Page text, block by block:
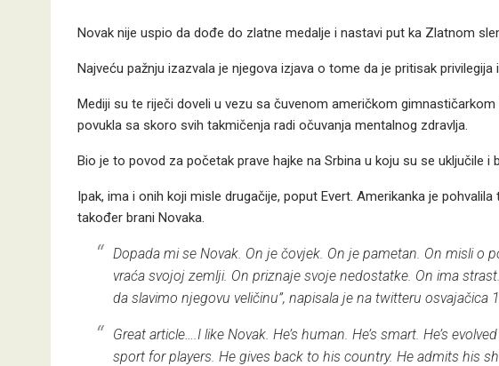
Novak nije uspio da dođe do zlatne medalje i nastavi put ka Zlatnom
Najveću pažnju izazvala je njegova izjava o tome da je pritisak
Mediji su te riječi doveli u vezu sa čuvenom američkom
povukla sa skoro svih takmičenja radi očuvanja mentalnog zdravlja.
Bio je to povod za početak prave hajke na Srbina u koju su se uključile i
Ipak, ima i onih koji misle drugačije, poput Evert. Amerikanka je
također brani Novaka.
Dopada mi se Novak. On je čovjek. On je pametan. On misli o
vraća svojoj zemlji. On priznaje svoje nedostatke. On ima
da slavimo njegovu veličinu”, napisala je na twitteru osvajačica
Great article….I like Novak. He’s human. He’s smart. He’s
sport for players. He gives back to his country. He admits his